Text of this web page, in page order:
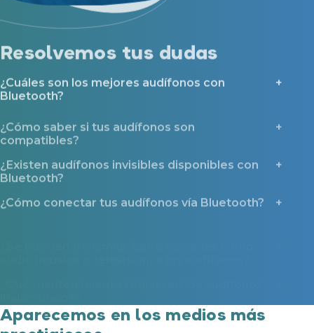
Resolvemos tus dudas
Bluetooth?
compatibles?
¿Existen audífonos invisibles disponibles con
Bluetooth?
¿Se pueden transmitir tanto llamadas como
Aparecemos en los medios más